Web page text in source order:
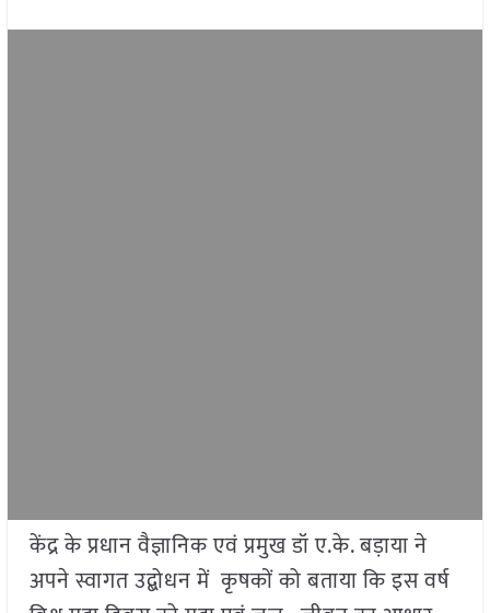
केंद्र के प्रधान वैज्ञानिक एवं प्रमुख डॉ ए.के. बड़ाया ने
अपने स्वागत उद्बोधन में कृषकों को बताया कि इस वर्ष